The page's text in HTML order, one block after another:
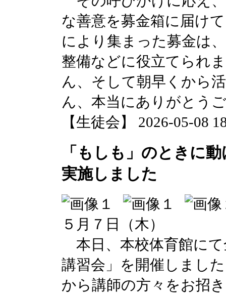
な善意を募金箱に届け
により集まった募金は
整備などに役立てられ
ん、そして朝早くから
ん、本当にありがとう
【生徒会】 2026-05-08
「もしも」のときに
実施しました
５月７日（木）
本日、本校体育館に
講習会」を開催しまし
から講師の方々をお招